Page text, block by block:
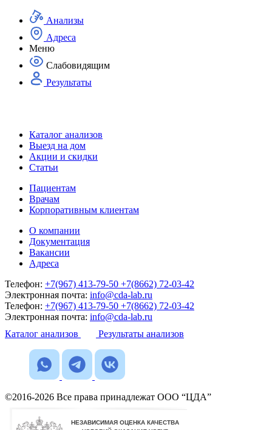
Анализы
Адреса
Меню
Слабовидящим
Результаты
Каталог анализов
Выезд на дом
Акции и скидки
Статьи
Пациентам
Врачам
Корпоративным клиентам
О компании
Документация
Вакансии
Адреса
Телефон: +7(967) 413-79-50 +7(8662) 72-03-42
Электронная почта: info@cda-lab.ru
Телефон: +7(967) 413-79-50 +7(8662) 72-03-42
Электронная почта: info@cda-lab.ru
Каталог анализов
Результаты анализов
©2016-2026 Все права принадлежат ООО “ЦДА”